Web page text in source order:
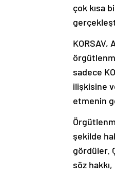
çok kısa
sadece
ilişkisine
etmenin
şekilde
gördüler.
söz